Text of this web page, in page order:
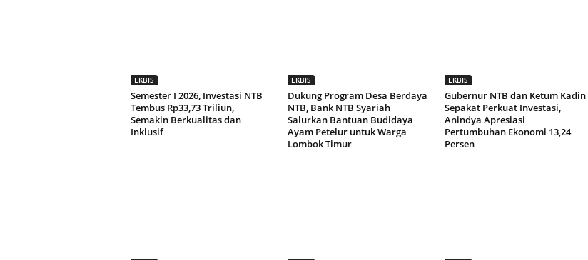
EKBIS
Semester I 2026, Investasi NTB
Tembus Rp33,73 Triliun,
Semakin Berkualitas dan
Inklusif
EKBIS
Dukung Program Desa Berdaya
NTB, Bank NTB Syariah
Salurkan Bantuan Budidaya
Ayam Petelur untuk Warga
Lombok Timur
EKBIS
Gubernur NTB dan Ketum Kadin
Sepakat Perkuat Investasi,
Anindya Apresiasi
Pertumbuhan Ekonomi 13,24
Persen